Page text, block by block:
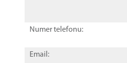
Numer telefonu:
Email: